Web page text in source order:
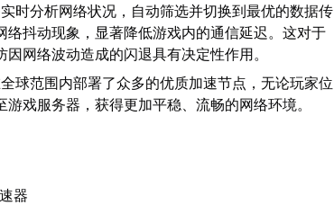
时分析网络状况，自动筛选并切换到最优的数据传
抖动现象，显著降低游戏内的通信延迟。这对于
网络波动造成的闪退具有决定性作用。
球范围内部署了众多的优质加速节点，无论玩家位
戏服务器，获得更加平稳、流畅的网络环境。
器